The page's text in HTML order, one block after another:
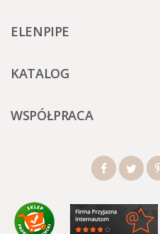
ELENPIPE
KATALOG
WSPÓŁPRACA